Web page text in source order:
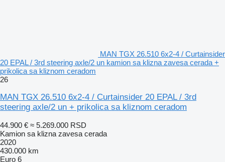
MAN TGX 26.510 6x2-4 / Curtainsider
20 EPAL / 3rd steering axle/2 un kamion sa klizna zavesa cerada +
prikolica sa kliznom ceradom
26
MAN TGX 26.510 6x2-4 / Curtainsider 20 EPAL / 3rd
steering axle/2 un + prikolica sa kliznom ceradom
44.900 € ≈ 5.269.000 RSD
Kamion sa klizna zavesa cerada
2020
430.000 km
Euro 6